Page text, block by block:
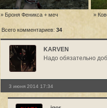
» Броня Феникса + меч »
Всего комментариев: 34
KARVEN
Надо обязательно
3 июня 2014 17:34